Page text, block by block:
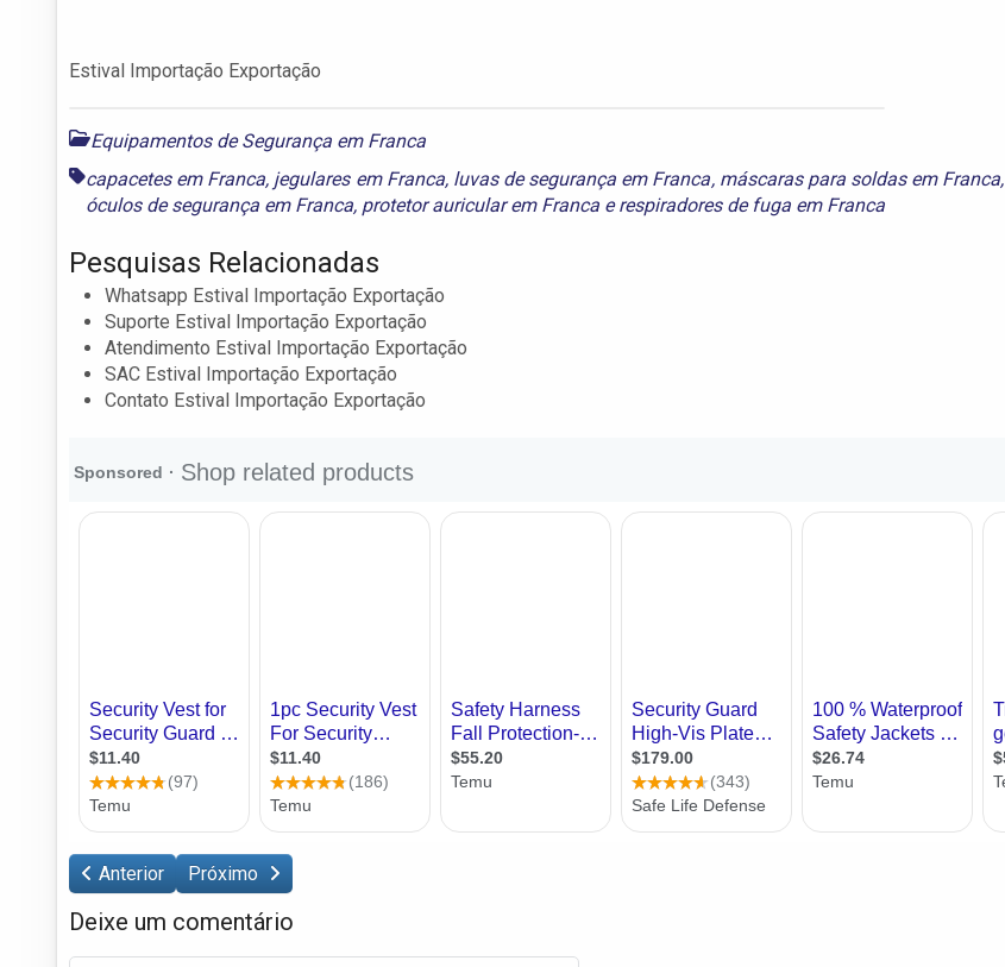
Estival Importação Exportação
Equipamentos de Segurança em Franca
capacetes em Franca, jegulares em Franca, luvas de segurança em Franca, máscaras para soldas em Franca,
óculos de segurança em Franca, protetor auricular em Franca erespiradores de fuga em Franca
Pesquisas Relacionadas
Whatsapp Estival Importação Exportação
Suporte Estival Importação Exportação
Atendimento Estival Importação Exportação
SAC Estival Importação Exportação
Contato Estival Importação Exportação
Anterior Próximo
Deixe um comentário